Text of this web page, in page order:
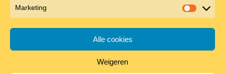
Marketing
Alle cookies
Weigeren
Algemene voorwaarden
Privacyreglement